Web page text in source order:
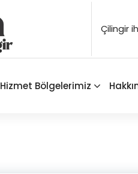
Çilingir
Hizmet Bölgelerimiz